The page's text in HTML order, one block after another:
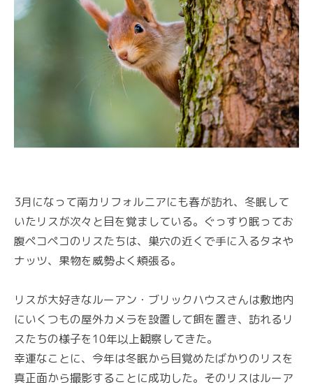
3月になって南カリフォルニアにも春が訪れ、冬眠して
いたリスが次々と目を覚ましている。ぐっすり眠ってお
腹ペコペコのリスたちは、巣穴の近くで手に入るタネや
ナッツ、果物を威勢よく頬張る。
リスが大好きなルーアン・ブリックハウスさんは敷地内
にいくつもの屋外カメラを設置して餌を置き、訪れるリ
スたちの様子を10年以上観察してきた。
幸運なことに、今年は冬眠から目覚めたばかりのリスを
真正面から撮影することに成功した。そのリスはルーア